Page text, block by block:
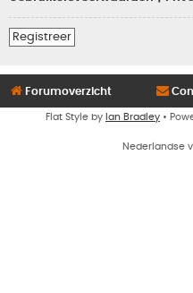
Registreer
Forumoverzicht
Flat Style by Ian Bradley •
Nederlandse